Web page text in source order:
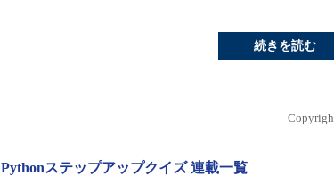
続きを読む
Pythonステップアップクイズ 連載一覧